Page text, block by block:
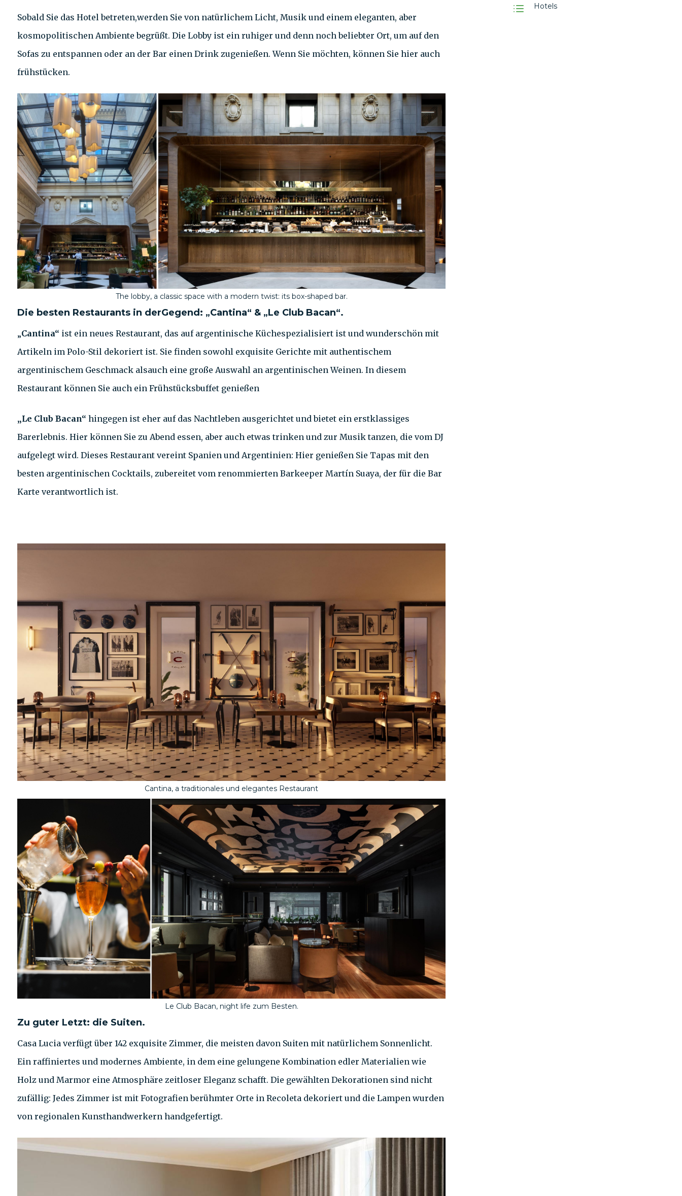
Sobald Sie das Hotel betreten,werden Sie von natürlichem Licht, Musik und einem eleganten, aber
kosmopolitischen Ambiente begrüßt. Die Lobby ist ein ruhiger und denn noch beliebter Ort, um auf den
Sofas zu entspannen oder an der Bar einen Drink zugenießen. Wenn Sie möchten, können Sie hier auch
frühstücken.
The lobby, a classic space with a modern twist: its box-shaped bar.
Die besten Restaurants in derGegend: „Cantina“ & „Le Club Bacan“.
„Cantina“ ist ein neues Restaurant, das auf argentinische Küchespezialisiert ist und wunderschön mit
Artikeln im Polo-Stil dekoriert ist. Sie finden sowohl exquisite Gerichte mit authentischem
argentinischem Geschmack alsauch eine große Auswahl an argentinischen Weinen. In diesem
Restaurant können Sie auch ein Frühstücksbuffet genießen
„Le Club Bacan“ hingegen ist eher auf das Nachtleben ausgerichtet und bietet ein erstklassiges
Barerlebnis. Hier können Sie zu Abend essen, aber auch etwas trinken und zur Musik tanzen, die vom DJ
aufgelegt wird. Dieses Restaurant vereint Spanien und Argentinien: Hier genießen Sie Tapas mit den
besten argentinischen Cocktails, zubereitet vom renommierten Barkeeper Martín Suaya, der für die Bar
Karte verantwortlich ist.
Cantina, a traditionales und elegantes Restaurant
Le Club Bacan, night life zum Besten.
Zu guter Letzt: die Suiten.
Casa Lucia verfügt über 142 exquisite Zimmer, die meisten davon Suiten mit natürlichem Sonnenlicht.
Ein raffiniertes und modernes Ambiente, in dem eine gelungene Kombination edler Materialien wie
Holz und Marmor eine Atmosphäre zeitloser Eleganz schafft. Die gewählten Dekorationen sind nicht
zufällig: Jedes Zimmer ist mit Fotografien berühmter Orte in Recoleta dekoriert und die Lampen wurden
von regionalen Kunsthandwerkern handgefertigt.
Hotels